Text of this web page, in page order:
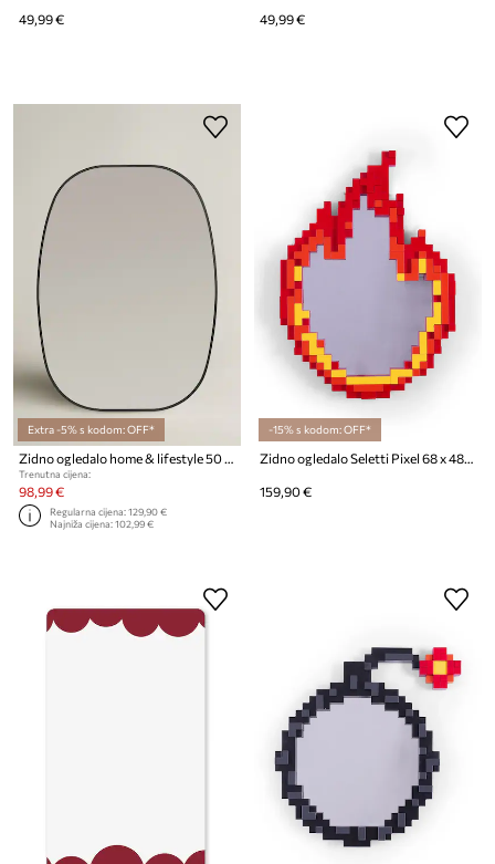
49,99 € 49,99 €
Extra -5% s kodom: OFF*
Zidno ogledalo home & lifestyle 50 x 70 cm
Trenutna cijena:
98,99 €
Regularna cijena:129,90 €
Najniža cijena:102,99 €
-15% s kodom: OFF*
Zidno ogledalo Seletti Pixel 68 x 48,2 x 3,8 cm
159,90 €